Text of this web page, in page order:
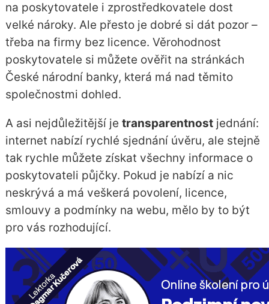
na poskytovatele i zprostředkovatele dost
velké nároky. Ale přesto je dobré si dát pozor –
třeba na firmy bez licence. Věrohodnost
poskytovatele si můžete ověřit na stránkách
České národní banky, která má nad těmito
společnostmi dohled.
A asi nejdůležitější je transparentnostjednání:
internet nabízí rychlé sjednání úvěru, ale stejně
tak rychle můžete získat všechny informace o
poskytovateli půjčky. Pokud je nabízí a nic
neskrývá a má veškerá povolení, licence,
smlouvy a podmínky na webu, mělo by to být
pro vás rozhodující.